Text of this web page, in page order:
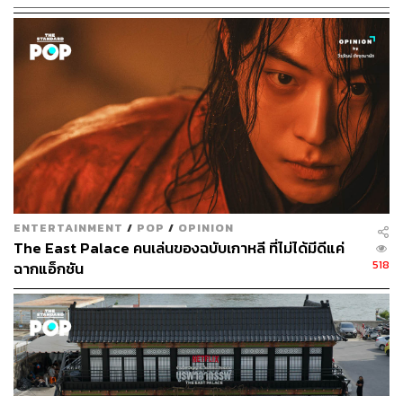
อีโดฮยอนได้ให้สัมภาษณ์ไว้ในวันอ่านบทว่า “สำหรับการรับ
บทอัจฉริยะคณิตศาสตร์ในซีรีส์เรื่องนี้ พูดตามตรงว่าผมห่าง
ไกลจากมันมาตั้งแต่สมัยเรียนมัธยมเลยก็ว่าได้ แต่หลังจาก
เตรียมตัวเพื่อรับบทนี้ ผมก็เริ่มค้นพบว่านักคณิตศาสตร์มักจะ
มีโลกใบเล็กๆ ของตัวเอง ซึ่งโลกที่ว่านั้นมีหลายแง่มุมที่น่า
สนใจและคล้ายกับชีวิตของพวกเรา ดังนั้นผมจึงเริ่มสนุกกับ
ศึกษาตัวละครนี้มากขึ้นครับ
“Melancholiaอาจเป็นคำที่ผู้ชมรู้สึกไม่ค่อยคุ้นเคย แต่จริงๆ
แล้วมันมีความหมายซ่อนอยู่เบื้องหลัง ซึ่งตัวผมเองก็เพิ่งค้น
พบมันในขณะที่ศึกษาบทนี้ ผมคิดว่าคำนี้มีความหมายที่ดี
มากๆ จนอยากจะให้มันเป็นคติประจำใจในชีวิตเลยครับ ผม
จะทำงานอย่างหนักเพื่อถ่ายทอดตัวละครแบคซึงยูออกมาให้
ดีที่สุด เพื่อที่ผู้ชมจะได้ค้นพบความหมายที่ซ่อนอยู่ของชื่อซี
รีส์ไปพร้อมกันขณะที่ออกอากาศ”
ENTERTAINMENT / POP / OPINION
The East Palace คนเล่นของฉบับเกาหลี ที่ไม่ได้มีดีแค่
ฉากแอ็กชัน
518